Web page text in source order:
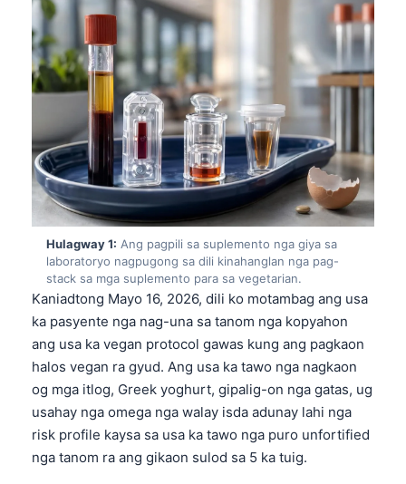
Hulagway 1: Ang pagpili sa suplemento nga giya sa
laboratoryo nagpugong sa dili kinahanglan nga pag-
stack sa mga suplemento para sa vegetarian.
Kaniadtong Mayo 16, 2026, dili ko motambag ang usa
ka pasyente nga nag-una sa tanom nga kopyahon
ang usa ka vegan protocol gawas kung ang pagkaon
halos vegan ra gyud. Ang usa ka tawo nga nagkaon
og mga itlog, Greek yoghurt, gipalig-on nga gatas, ug
usahay nga omega nga walay isda adunay lahi nga
risk profile kaysa sa usa ka tawo nga puro unfortified
nga tanom ra ang gikaon sulod sa 5 ka tuig.